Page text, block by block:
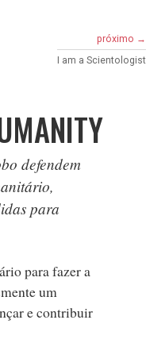
defendem
para
para fazer a
um
e contribuir
próximo →
I am a Scientologist